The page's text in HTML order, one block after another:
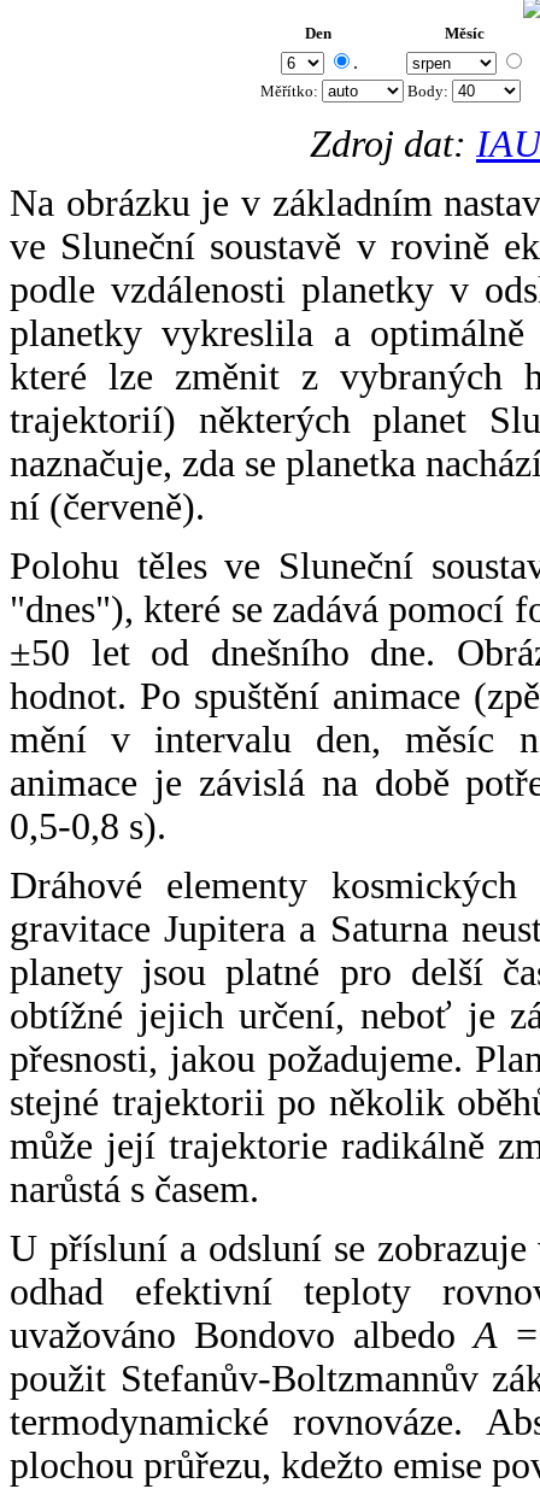
Den Měsíc
.
Měřítko: Body:
Zdroj dat:
Na obrázku je v základním
ve Sluneční soustavě v rovině
podle vzdálenosti planetky v
planetky vykreslila a
které lze změnit z vybraných
trajektorií) některých planet
naznačuje, zda se planetka
ní (červeně).
Polohu těles ve Sluneční
"dnes"), které se zadává pomocí
±50 let od dnešního dne.
hodnot. Po spuštění animace
mění v intervalu den, měsíc
animace je závislá na době
0,5-0,8 s).
Dráhové elementy
gravitace Jupitera a Saturna
planety jsou platné pro delší
obtížné jejich určení, neboť je
přesnosti, jakou požadujeme.
stejné trajektorii po několik
může její trajektorie radikálně
narůstá s časem.
U přísluní a odsluní se
odhad efektivní teploty
uvažováno Bondovo albedoA
použit Stefanův-Boltzmannův
termodynamické rovnováze.
plochou průřezu, kdežto emise